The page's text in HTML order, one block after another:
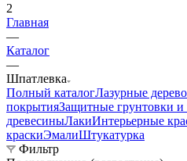
2
Главная
—
Каталог
—
Шпатлевка
Полный каталогЛазурные
покрытияЗащитные грунтовки и
древесиныЛакиИнтерьерные
краскиЭмалиШтукатурка
Фильтр